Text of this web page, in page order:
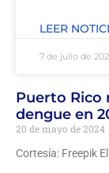
LEER
7 de julio de
Puerto Rico
dengue en
20 de mayo de 2024
Cortesía: Freepik